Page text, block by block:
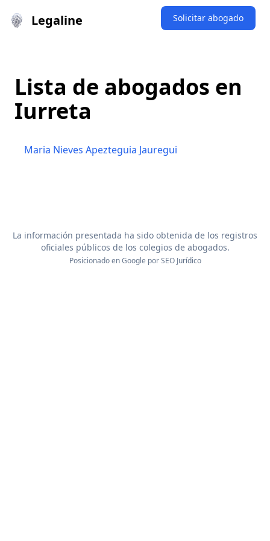
Legaline Solicitar abogado
Lista de abogados en
Iurreta
Maria Nieves Apezteguia Jauregui
La información presentada ha sido obtenida de los registros
oficiales públicos de los colegios de abogados.
Posicionado en Google porSEO Jurídico